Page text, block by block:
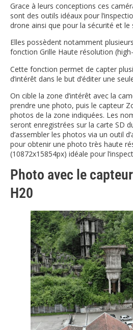
Grace à leurs conceptions ces
sont des outils idéaux pour
drone ainsi que pour la sécurité et le
Elles possèdent notamment
fonction Grille Haute résolution
Cette fonction permet de capter
d’intérêt dans le but d’éditer une
On cible la zone d’intérêt avec la
prendre une photo, puis le capteur
photos de la zone indiquées. Les
seront enregistrées sur la carte SD
d’assembler les photos via un outil
pour obtenir une photo très haute
(10872x15854px) idéale pour
Photo avec le
H20